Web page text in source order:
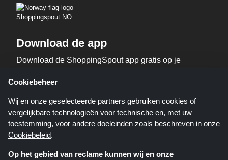
Shoppingspout NO
Download de app
Download de ShoppingSpout app gratis op je
Cookiebeheer
Wij en onze geselecteerde partners gebruiken cookies of
vergelijkbare technologieën voor technische en, met uw
toestemming, voor andere doeleinden zoals beschreven in onze
Cookiebeleid.
Op het gebied van reclame kunnen wij en onze